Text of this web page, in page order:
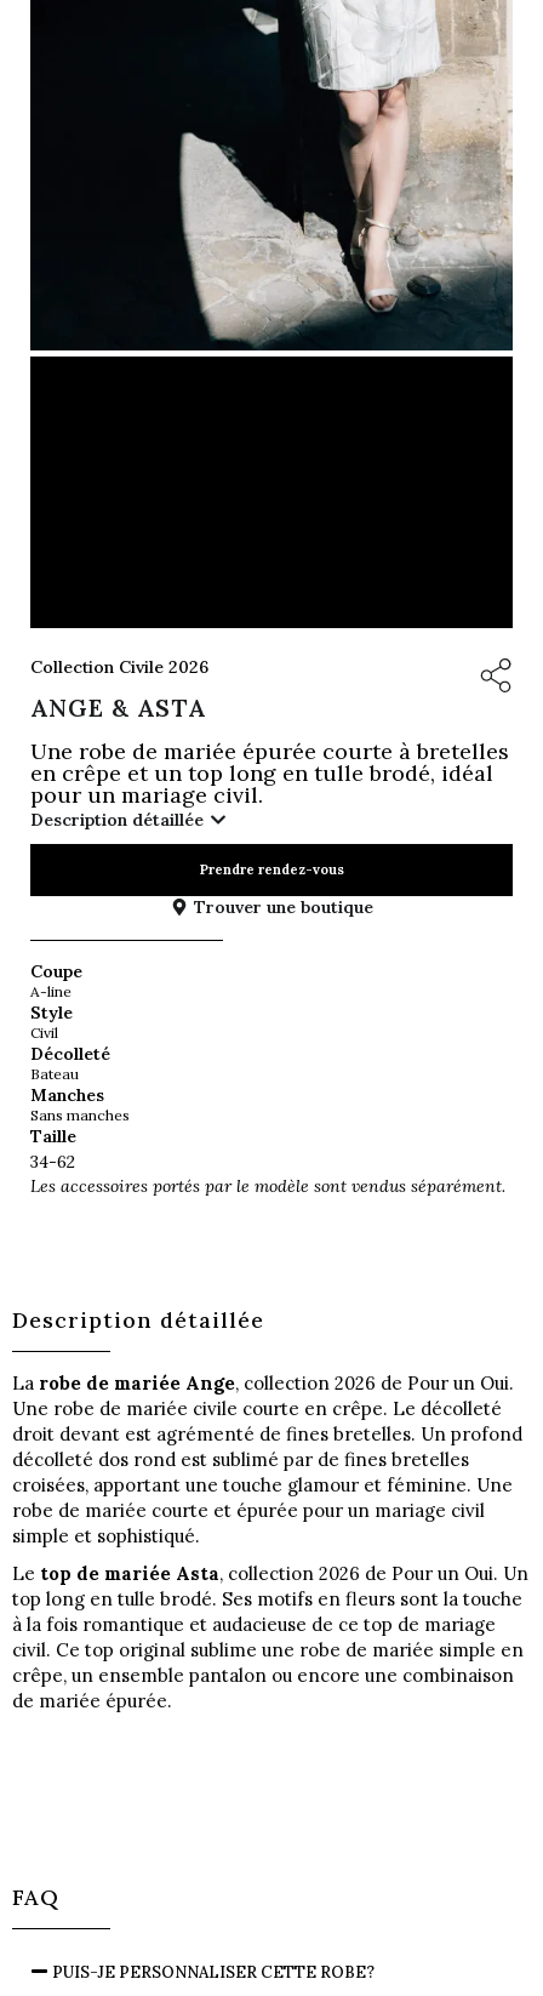
Collection Civile 2026
ANGE & ASTA
Une robe de mariée épurée courte à bretelles
en crêpe et un top long en tulle brodé, idéal
pour un mariage civil.
Description détaillée
Prendre rendez-vous
Trouver une boutique
Coupe
A-line
Style
Civil
Décolleté
Bateau
Manches
Sans manches
Taille
34-62
Les accessoires portés par le modèle sont vendus séparément.
Description détaillée
La robe de mariée Ange, collection 2026 de Pour un Oui.
Une robe de mariée civile courte en crêpe. Le décolleté
droit devant est agrémenté de fines bretelles. Un profond
décolleté dos rond est sublimé par de fines bretelles
croisées, apportant une touche glamour et féminine. Une
robe de mariée courte et épurée pour un mariage civil
simple et sophistiqué.
Le top de mariée Asta, collection 2026 de Pour un Oui. Un
top long en tulle brodé. Ses motifs en fleurs sont la touche
à la fois romantique et audacieuse de ce top de mariage
civil. Ce top original sublime une robe de mariée simple en
crêpe, un ensemble pantalon ou encore une combinaison
de mariée épurée.
FAQ
PUIS-JE PERSONNALISER CETTE ROBE?